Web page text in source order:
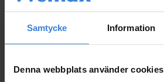
Samtycke Information
Denna webbplats använder cookies